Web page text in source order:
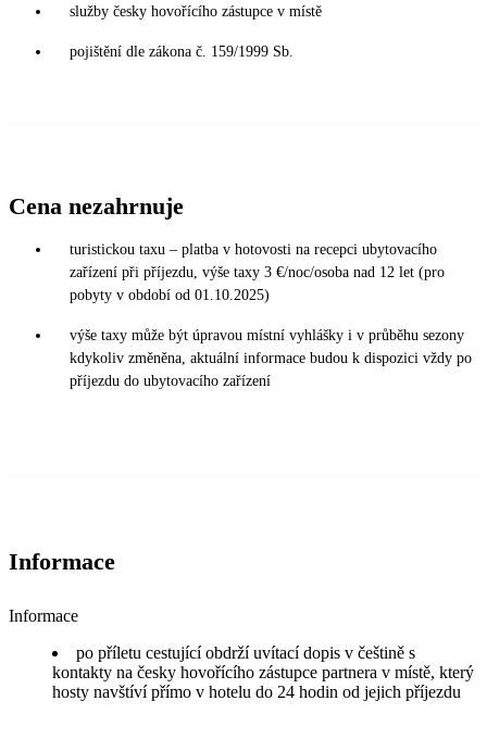
služby česky hovořícího zástupce v místě
pojištění dle zákona č. 159/1999 Sb.
Cena nezahrnuje
turistickou taxu – platba v hotovosti na recepci ubytovacího
zařízení při příjezdu, výše taxy 3 €/noc/osoba nad 12 let (pro
pobyty v období od 01.10.2025)
výše taxy může být úpravou místní vyhlášky i v průběhu sezony
kdykoliv změněna, aktuální informace budou k dispozici vždy po
příjezdu do ubytovacího zařízení
Informace
Informace
po příletu cestující obdrží uvítací dopis v češtině s
kontakty na česky hovořícího zástupce partnera v místě, který
hosty navštíví přímo v hotelu do 24 hodin od jejich příjezdu